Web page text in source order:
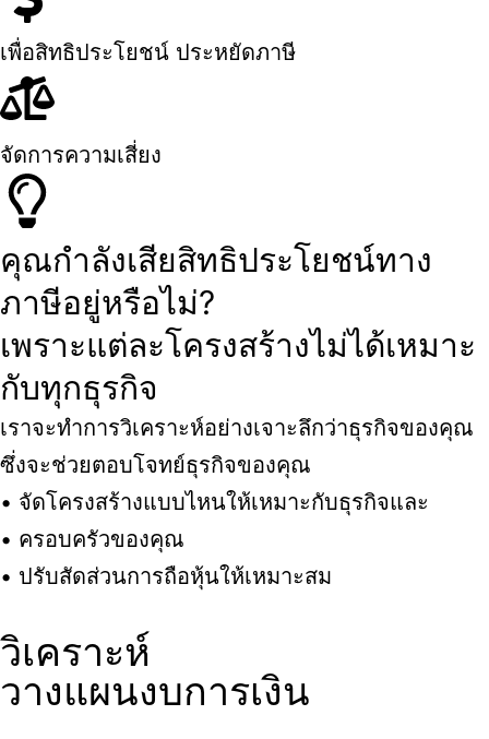
เพื่อสิทธิประโยชน์ ประหยัดภาษี
จัดการความเสี่ยง
คุณกำลังเสียสิทธิประโยชน์ทาง
ภาษีอยู่หรือไม่?
เพราะแต่ละโครงสร้างไม่ได้เหมาะ
กับทุกธุรกิจ
เราจะทำการวิเคราะห์อย่างเจาะลึกว่าธุรกิจของคุณ
ซึ่งจะช่วยตอบโจทย์ธุรกิจของคุณ
​ • จัดโครงสร้างแบบไหนให้เหมาะกับธุรกิจและ
• ครอบครัวของคุณ
• ปรับสัดส่วนการถือหุ้นให้เหมาะสม
วิเคราะห์
วางแผนงบการเงิน